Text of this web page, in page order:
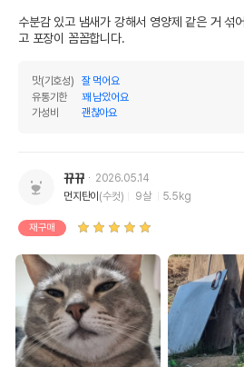
수분감 있고 냄새가 강해서 영양제 같은 거 섞
고 포장이 꼼꼼합니다.
맛(기호성)
잘 먹어요
유통기한
꽤 남았어요
가성비
괜찮아요
뀨뀨
2026.05.14
먼지탄이(수컷) 9살 5.5kg
재구매